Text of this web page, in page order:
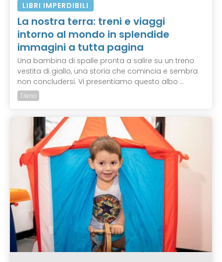
LIBRI IMPERDIBILI
La nostra terra: treni e viaggi
intorno al mondo in splendide
immagini a tutta pagina
Una bambina di spalle pronta a salire su un treno
vestita di giallo, una storia che comincia e sembra
non concludersi. Vi presentiamo questo albo ...
Treno